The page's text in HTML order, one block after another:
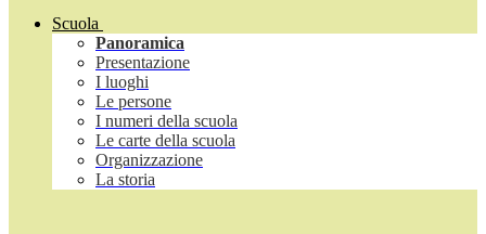
Scuola
Panoramica
Presentazione
I luoghi
Le persone
I numeri della scuola
Le carte della scuola
Organizzazione
La storia